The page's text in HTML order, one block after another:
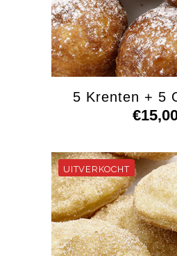
5 Krenten + 5
€